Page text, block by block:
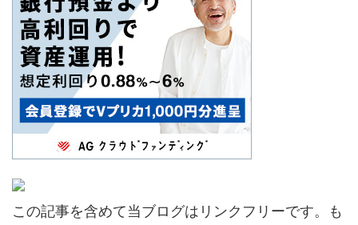
この記事を含めて当ブログはリンクフリーです。も